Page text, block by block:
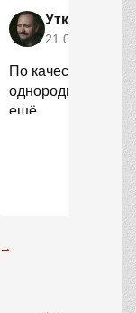
Уткин
21.04.2025
По качеству
однородный, без
ещё.
→